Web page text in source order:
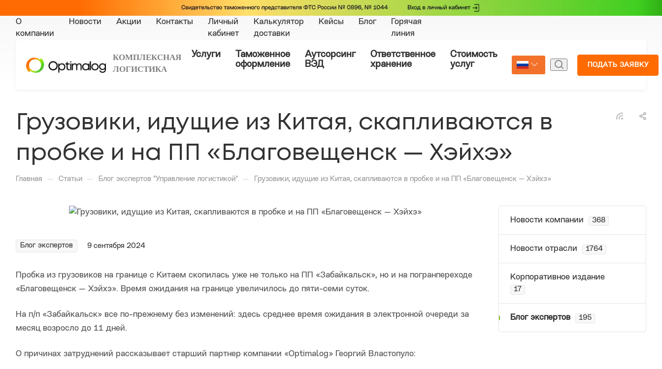
О
компании
Новости Акции Контакты
Личный
кабинет
Калькулятор
доставки
Кейсы Блог
Горячая
линия
КОМПЛЕКСНАЯ
ЛОГИСТИКА
Услуги
Таможенное
оформление
Аутсорсинг
ВЭД
Ответственное
хранение
Стоимость
услуг
Страхование
Select Language
ПОДАТЬ ЗАЯВКУ
Грузовики, идущие из Китая, скапливаются в
пробке и на ПП «Благовещенск — Хэйхэ»
Главная — Статьи — Блог экспертов "Управление логистикой" — Грузовики, идущие из Китая, скапливаются в пробке и на ПП «Благовещенск — Хэйхэ»
Блог экспертов 9 сентября 2024
Пробка из грузовиков на границе с Китаем скопилась уже не только на ПП «Забайкальск», но и на погранпереходе
«Благовещенск — Хэйхэ». Время ожидания на границе увеличилось до пяти-семи суток.
На п/п «Забайкальск» все по-прежнему без изменений: здесь среднее время ожидания в электронной очереди за
месяц возросло до 11 дней.
О причинах затруднений рассказывает старший партнер компании «Optimalog» Георгий Властопуло:
Новости компании 368
Новости отрасли 1764
Корпоративное издание
17
Блог экспертов 195